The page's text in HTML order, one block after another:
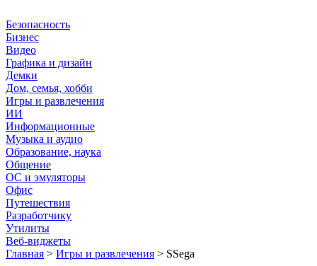
Безопасность
Бизнес
Видео
Графика и дизайн
Демки
Дом, семья, хобби
Игры и развлечения
ИИ
Информационные
Музыка и аудио
Образование, наука
Общение
ОС и эмуляторы
Офис
Путешествия
Разработчику
Утилиты
Веб-виджеты
Главная > Игры и развлечения > SSega